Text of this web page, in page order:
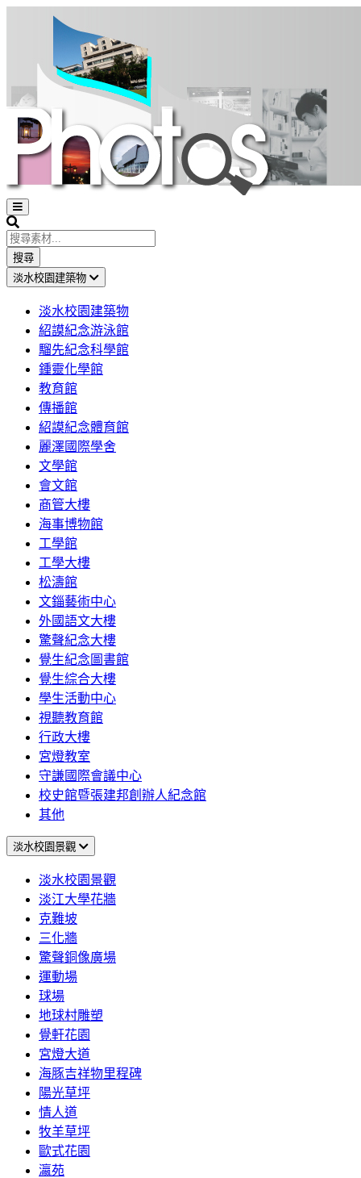
Open
sidebar
Search
搜尋
淡水校園建築物
淡水校園建築物
紹謨紀念游泳館
騮先紀念科學館
鍾靈化學館
教育館
傳播館
紹謨紀念體育館
麗澤國際學舍
文學館
會文館
商管大樓
海事博物館
工學館
工學大樓
松濤館
文錙藝術中心
外國語文大樓
驚聲紀念大樓
覺生紀念圖書館
覺生綜合大樓
學生活動中心
視聽教育館
行政大樓
宮燈教室
守謙國際會議中心
校史館暨張建邦創辦人紀念館
其他
淡水校園景觀
淡水校園景觀
淡江大學花牆
克難坡
三化牆
驚聲銅像廣場
運動場
球場
地球村雕塑
覺軒花園
宮燈大道
海豚吉祥物里程碑
陽光草坪
情人道
牧羊草坪
歐式花園
瀛苑